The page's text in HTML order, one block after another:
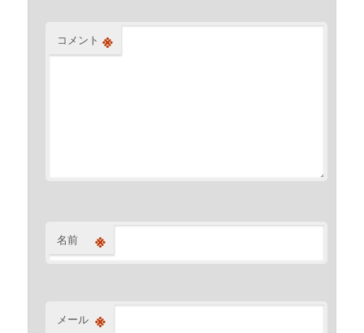
コメント ※
名前 ※
メール ※